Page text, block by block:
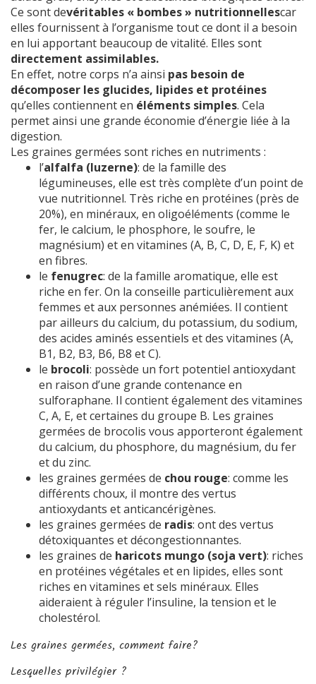
Ce sont devéritables « bombes » nutritionnellescar
elles fournissent à l’organisme tout ce dont il a besoin
en lui apportant beaucoup de vitalité. Elles sont
directement assimilables.
En effet, notre corps n’a ainsi pas besoin de
décomposer les glucides, lipides et protéines
qu’elles contiennent en éléments simples. Cela
permet ainsi une grande économie d’énergie liée à la
digestion.
Les graines germées sont riches en nutriments :
l’alfalfa (luzerne): de la famille des
légumineuses, elle est très complète d’un point de
vue nutritionnel. Très riche en protéines (près de
20%), en minéraux, en oligoéléments (comme le
fer, le calcium, le phosphore, le soufre, le
magnésium) et en vitamines (A, B, C, D, E, F, K) et
en fibres.
le fenugrec: de la famille aromatique, elle est
riche en fer. On la conseille particulièrement aux
femmes et aux personnes anémiées. Il contient
par ailleurs du calcium, du potassium, du sodium,
des acides aminés essentiels et des vitamines (A,
B1, B2, B3, B6, B8 et C).
le brocoli: possède un fort potentiel antioxydant
en raison d’une grande contenance en
sulforaphane. Il contient également des vitamines
C, A, E, et certaines du groupe B. Les graines
germées de brocolis vous apporteront également
du calcium, du phosphore, du magnésium, du fer
et du zinc.
les graines germées de chou rouge: comme les
différents choux, il montre des vertus
antioxydants et anticancérigènes.
les graines germées de radis: ont des vertus
détoxiquantes et décongestionnantes.
les graines de haricots mungo (soja vert): riches
en protéines végétales et en lipides, elles sont
riches en vitamines et sels minéraux. Elles
aideraient à réguler l’insuline, la tension et le
cholestérol.
Les graines germées, comment faire?
Lesquelles privilégier ?